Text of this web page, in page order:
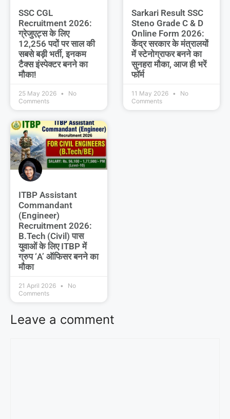
SSC CGL
Recruitment 2026:
ग्रेजुएट्स के लिए
12,256 पदों पर साल की
सबसे बड़ी भर्ती, इनकम
टैक्स इंस्पेक्टर बनने का
मौका!
25 May 2026
No
Comments
Sarkari Result SSC
Steno Grade C & D
Online Form 2026:
केंद्र सरकार के मंत्रालयों
में स्टेनोग्राफर बनने का
सुनहरा मौका, आज ही भरें
फॉर्म
11 May 2026
No
Comments
ITBP Assistant
Commandant
(Engineer)
Recruitment 2026:
B.Tech (Civil) पास
युवाओं के लिए ITBP में
ग्रुप ‘A’ ऑफिसर बनने का
मौका
21 April 2026
No
Comments
Leave a comment